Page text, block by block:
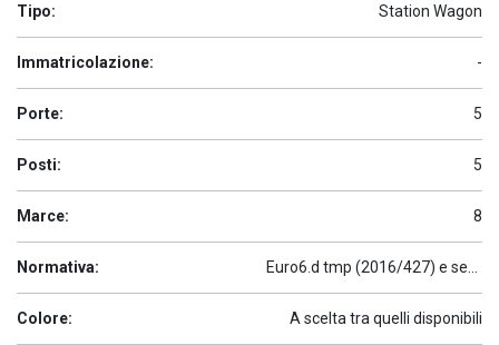
Tipo: Station Wagon
Immatricolazione: -
Porte: 5
Posti: 5
Marce: 8
Normativa:
Colore: A scelta tra quelli disponibili